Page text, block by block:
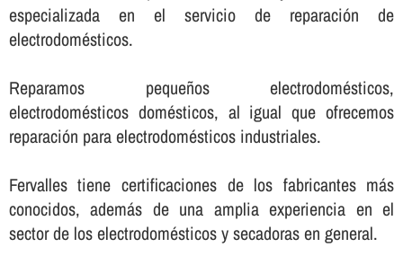
especializada en el servicio de reparación de
electrodomésticos.
Reparamos pequeños electrodomésticos,
electrodomésticos domésticos, al igual que ofrecemos
reparación para electrodomésticos industriales.
Fervalles tiene certificaciones de los fabricantes más
conocidos, además de una amplia experiencia en el
sector de los electrodomésticos y secadoras en general.